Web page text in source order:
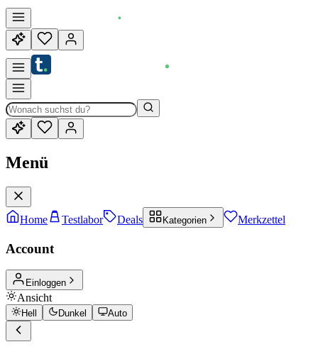
Menü
Home Testlabor Deals Kategorien Merkzettel
Account
Einloggen
Ansicht
Hell Dunkel Auto